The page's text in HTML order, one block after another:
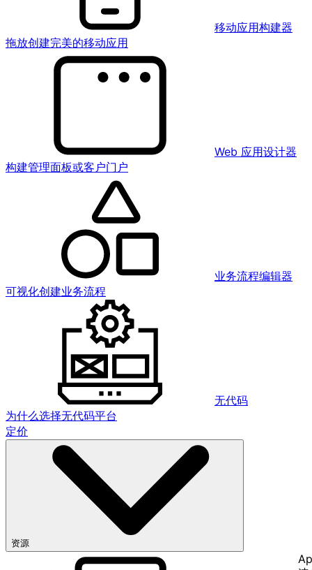
移动应用构建器
拖放创建完美的移动应用
Web 应用设计器
构建管理面板或客户门户
业务流程编辑器
可视化创建业务流程
无代码
为什么选择无代码平台
定价
资源